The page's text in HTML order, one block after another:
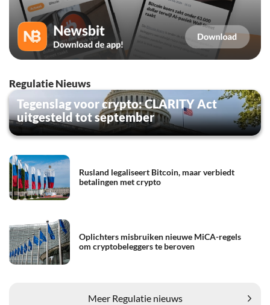
Regulatie Nieuws
Tegenslag voor crypto: CLARITY Act
uitgesteld tot september
Rusland legaliseert Bitcoin, maar verbiedt
betalingen met crypto
Oplichters misbruiken nieuwe MiCA-regels
om cryptobeleggers te beroven
Meer Regulatie nieuws